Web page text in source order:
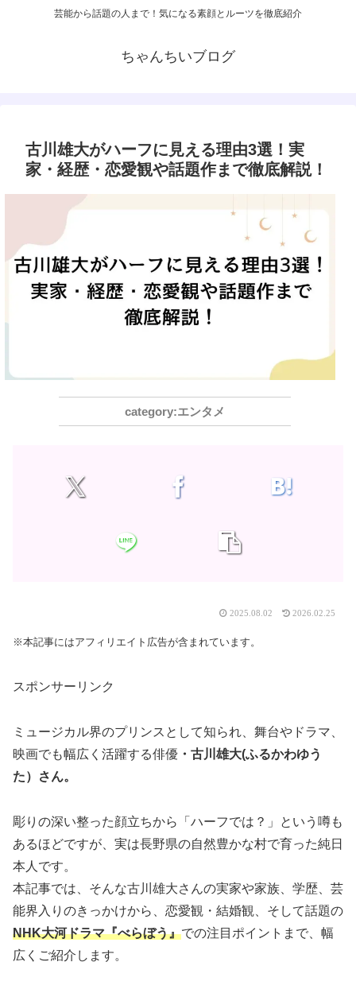
芸能から話題の人まで！気になる素顔とルーツを徹底紹介
ちゃんちいブログ
古川雄大がハーフに見える理由3選！実
家・経歴・恋愛観や話題作まで徹底解説！
エンタメ
2025.08.02 2026.02.25
※本記事にはアフィリエイト広告が含まれています。
スポンサーリンク
ミュージカル界のプリンスとして知られ、舞台やドラマ、
映画でも幅広く活躍する俳優 ・古川雄大(ふるかわゆう
た）さん。
彫りの深い整った顔立ちから「ハーフでは？」という噂も
あるほどですが、実は長野県の自然豊かな村で育った純日
本人です。
本記事では、そんな古川雄大さんの実家や家族、学歴、芸
能界入りのきっかけから、恋愛観・結婚観、そして話題の
NHK大河ドラマ『べらぼう』での注目ポイントまで、幅
広くご紹介します。